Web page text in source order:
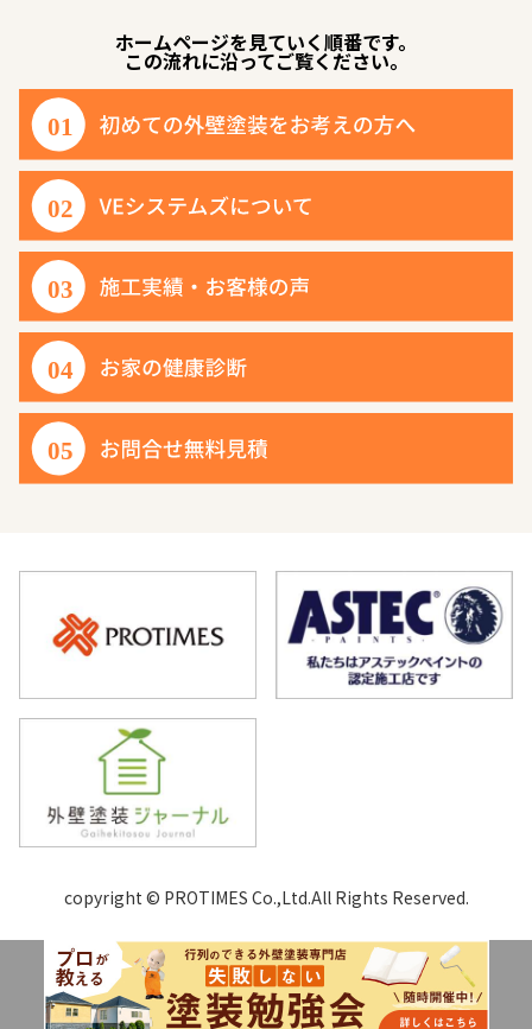
ホームページを見ていく順番です。
この流れに沿ってご覧ください。
copyright © PROTIMES Co.,Ltd.All Rights Reserved.